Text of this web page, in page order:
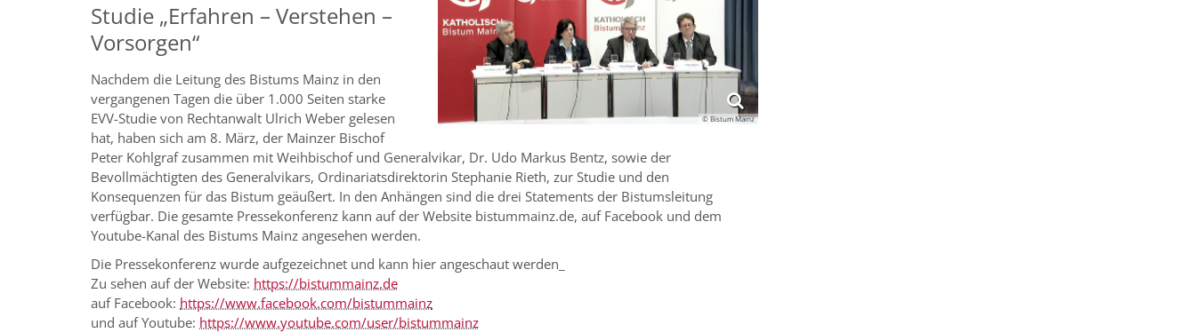
© Bistum Mainz
Studie „Erfahren – Verstehen –
Vorsorgen“
Nachdem die Leitung des Bistums Mainz in den
vergangenen Tagen die über 1.000 Seiten starke
EVV-Studie von Rechtanwalt Ulrich Weber gelesen
hat, haben sich am 8. März, der Mainzer Bischof
Peter Kohlgraf zusammen mit Weihbischof und Generalvikar, Dr. Udo Markus Bentz, sowie der
Bevollmächtigten des Generalvikars, Ordinariatsdirektorin Stephanie Rieth, zur Studie und den
Konsequenzen für das Bistum geäußert. In den Anhängen sind die drei Statements der Bistumsleitung
verfügbar. Die gesamte Pressekonferenz kann auf der Website bistummainz.de, auf Facebook und dem
Youtube-Kanal des Bistums Mainz angesehen werden.
Die Pressekonferenz wurde aufgezeichnet und kann hier angeschaut werden_
Zu sehen auf der Website: https://bistummainz.de
auf Facebook: https://www.facebook.com/bistummainz
und auf Youtube: https://www.youtube.com/user/bistummainz